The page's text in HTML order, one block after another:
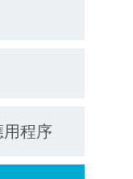
程序